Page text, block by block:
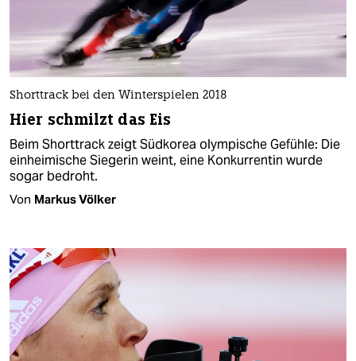
Shorttrack bei den Winterspielen 2018
Hier schmilzt das Eis
Beim Shorttrack zeigt Südkorea olympische Gefühle: Die
einheimische Siegerin weint, eine Konkurrentin wurde
sogar bedroht.
Von Markus Völker